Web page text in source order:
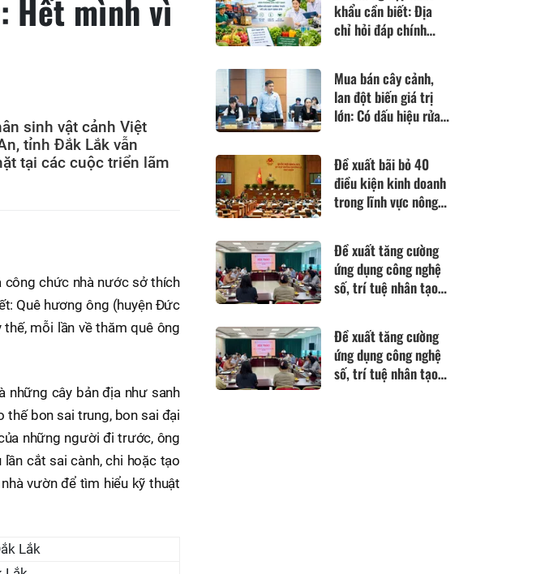
Hết mình vì
sinh vật cảnh Việt
tỉnh Đắk Lắk vẫn
tại các cuộc triển lãm
công chức nhà nước sở thích
Quê hương ông (huyện Đức
thế, mỗi lần về thăm quê ông
những cây bản địa như sanh
thế bon sai trung, bon sai đại
những người đi trước, ông
cắt sai cành, chi hoặc tạo
vườn để tìm hiểu kỹ thuật
khẩu cần biết: Địa
chỉ hỏi đáp chính
Mua bán cây cảnh,
lan đột biến giá trị
lớn: Có dấu hiệu rửa
Đề xuất bãi bỏ 40
điều kiện kinh doanh
trong lĩnh vực nông
Đề xuất tăng cường
ứng dụng công nghệ
số, trí tuệ nhân tạo
tiếp cận pháp luật
Đề xuất tăng cường
ứng dụng công nghệ
số, trí tuệ nhân tạo